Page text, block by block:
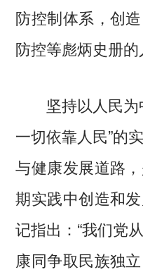
防控制体系，创
防控等彪炳史册的
坚持以人民为
一切依靠人民”的
与健康发展道路
期实践中创造和
记指出：“我们党
康同争取民族独